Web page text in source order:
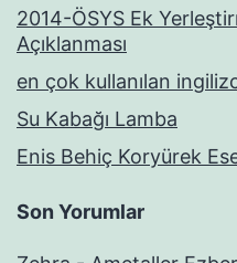
2014-ÖSYS Ek
Açıklanması
en çok kullanılan
Su Kabağı Lamba
Enis Behiç Koryürek
Son Yorumlar